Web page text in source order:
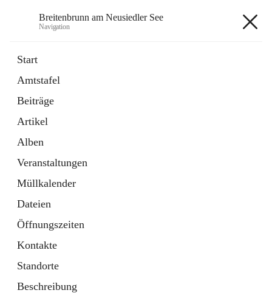
Breitenbrunn am Neusiedler See
Navigation
Start
Amtstafel
Beiträge
Artikel
Alben
Veranstaltungen
Müllkalender
Dateien
Öffnungszeiten
Kontakte
Standorte
Beschreibung
18 Schnellzugriffe
Gemeindeservice